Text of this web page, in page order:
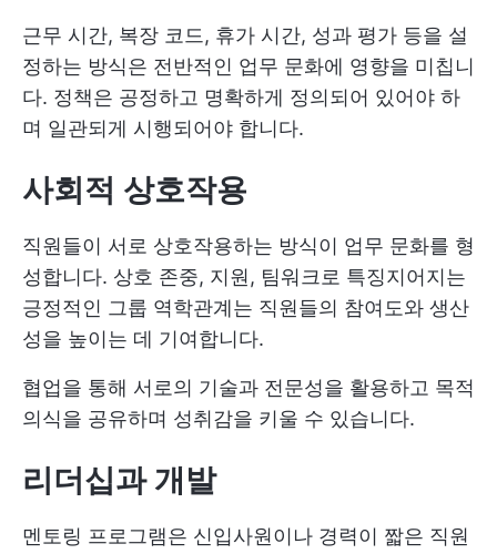
근무 시간, 복장 코드, 휴가 시간, 성과 평가 등을 설
정하는 방식은 전반적인 업무 문화에 영향을 미칩니
다. 정책은 공정하고 명확하게 정의되어 있어야 하
며 일관되게 시행되어야 합니다.
사회적 상호작용
직원들이 서로 상호작용하는 방식이 업무 문화를 형
성합니다. 상호 존중, 지원, 팀워크로 특징지어지는
긍정적인 그룹 역학관계는 직원들의 참여도와 생산
성을 높이는 데 기여합니다.
협업을 통해 서로의 기술과 전문성을 활용하고 목적
의식을 공유하며 성취감을 키울 수 있습니다.
리더십과 개발
멘토링 프로그램은 신입사원이나 경력이 짧은 직원